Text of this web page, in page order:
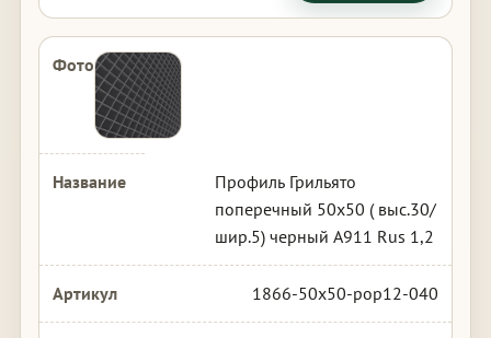
Профиль Грильято
поперечный 50х50 ( выс.30/
шир.5) черный А911 Rus 1,2
1866-50x50-pop12-040